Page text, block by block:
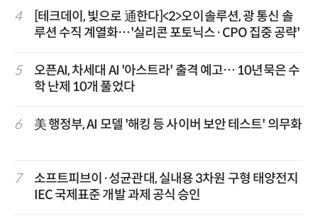
4
[테크데이, 빛으로 通한다]<2>오이솔루션, 광 통신 솔
루션 수직 계열화…'실리콘 포토닉스·CPO 집중 공략'
5
오픈AI, 차세대 AI '아스트라' 출격 예고… 10년묵은 수
학 난제 10개 풀었다
6 美 행정부, AI 모델 '해킹 등 사이버 보안 테스트' 의무화
7
소프트피브이·성균관대, 실내용 3차원 구형 태양전지
IEC 국제표준 개발 과제 공식 승인